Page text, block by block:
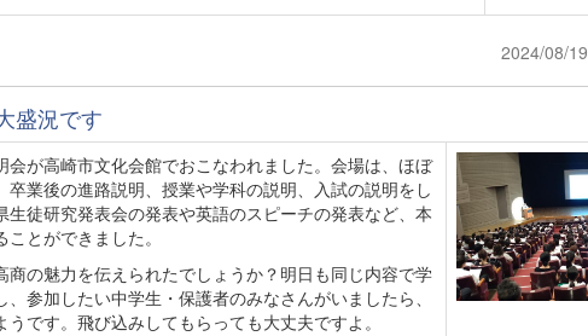
2024/08/19
盛況です
が高崎市文化会館でおこなわれました。会場は、ほぼ
業後の進路説明、授業や学科の説明、入試の説明をし
生徒研究発表会の発表や英語のスピーチの発表など、本
とができました。
の魅力を伝えられたでしょうか？明日も同じ内容で学
参加したい中学生・保護者のみなさんがいましたら、
です。飛び込みしてもらっても大丈夫ですよ。